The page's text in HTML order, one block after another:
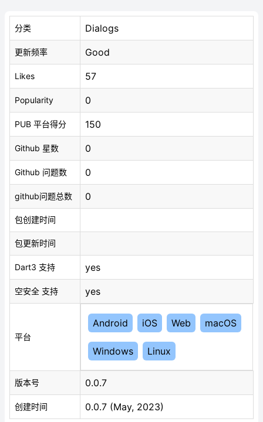
分类 Dialogs
更新频率 Good
Likes 57
Popularity 0
PUB 平台得分 150
Github 星数 0
Github 问题数 0
github问题总数 0
包创建时间
包更新时间
Dart3 支持 yes
空安全 支持 yes
平台
Android iOS Web macOS
Windows Linux
版本号 0.0.7
创建时间 0.0.7 (May, 2023)